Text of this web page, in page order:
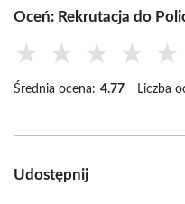
Oceń: Rekrutacja do
★ ★ ★ ★ ★
Średnia ocena: 4.77 Liczba
Udostępnij